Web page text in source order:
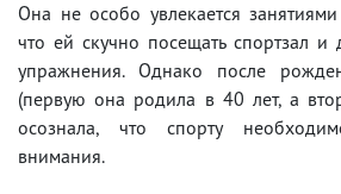
Она не особо увлекается
что ей скучно посещать спортзал
упражнения. Однако после
(первую она родила в 40 лет, а
осознала, что спорту
внимания.